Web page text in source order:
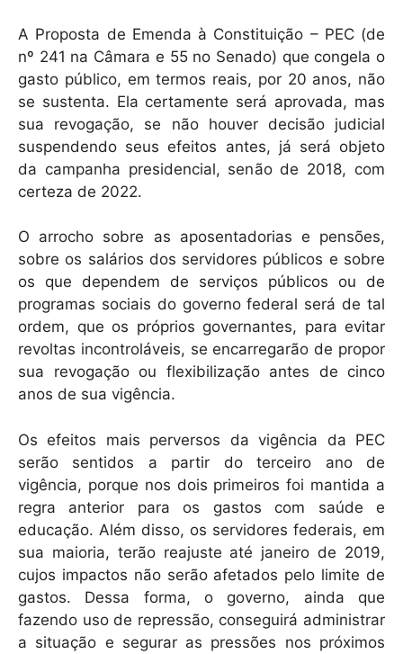
A Proposta de Emenda à Constituição – PEC (de
nº 241 na Câmara e 55 no Senado) que congela o
gasto público, em termos reais, por 20 anos, não
se sustenta. Ela certamente será aprovada, mas
sua revogação, se não houver decisão judicial
suspendendo seus efeitos antes, já será objeto
da campanha presidencial, senão de 2018, com
certeza de 2022.
O arrocho sobre as aposentadorias e pensões,
sobre os salários dos servidores públicos e sobre
os que dependem de serviços públicos ou de
programas sociais do governo federal será de tal
ordem, que os próprios governantes, para evitar
revoltas incontroláveis, se encarregarão de propor
sua revogação ou flexibilização antes de cinco
anos de sua vigência.
Os efeitos mais perversos da vigência da PEC
serão sentidos a partir do terceiro ano de
vigência, porque nos dois primeiros foi mantida a
regra anterior para os gastos com saúde e
educação. Além disso, os servidores federais, em
sua maioria, terão reajuste até janeiro de 2019,
cujos impactos não serão afetados pelo limite de
gastos. Dessa forma, o governo, ainda que
fazendo uso de repressão, conseguirá administrar
a situação e segurar as pressões nos próximos